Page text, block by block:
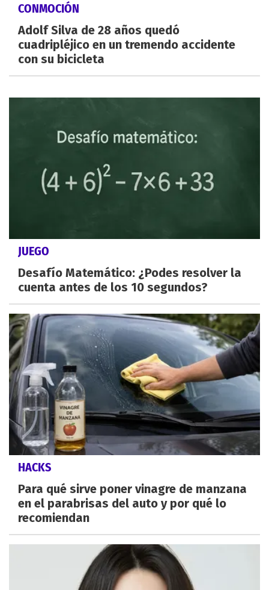
CONMOCIÓN
Adolf Silva de 28 años quedó
cuadripléjico en un tremendo accidente
con su bicicleta
JUEGO
Desafío Matemático: ¿Podes resolver la
cuenta antes de los 10 segundos?
HACKS
Para qué sirve poner vinagre de manzana
en el parabrisas del auto y por qué lo
recomiendan